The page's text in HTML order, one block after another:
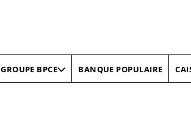
GROUPE BPCE BANQUE POPULAIRE